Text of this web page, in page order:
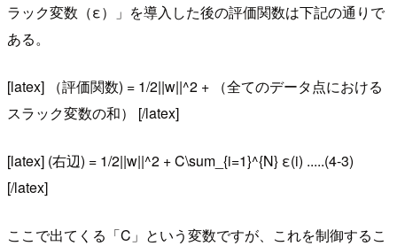
ラック変数（ε）」を導入した後の評価関数は下記の通りで
ある。
[latex] （評価関数) = 1/2||w||^2 + （全てのデータ点における
スラック変数の和） [/latex]
[latex] (右辺) = 1/2||w||^2 + C\sum_{i=1}^{N} ε(i) .....(4-3)
[/latex]
ここで出てくる「C」という変数ですが、これを制御するこ